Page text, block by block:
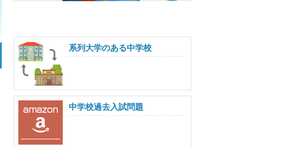
系列大学のある中学校
中学校過去入試問題